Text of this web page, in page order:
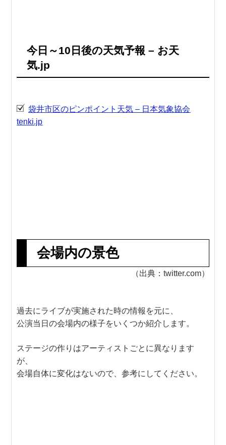
今日～10日後の天気予報 – お天
気.jp
袋井市区のピンポイント天気 – 日本気象協会
tenki.jp
会場内の景色
（出典：twitter.com）
過去にライブが実施された時の情報を元に、
公演当日の会場内の様子をいくつか紹介します。
ステージの作りはアーティストごとに異なります
が、
会場自体に変化はないので、参考にしてください。